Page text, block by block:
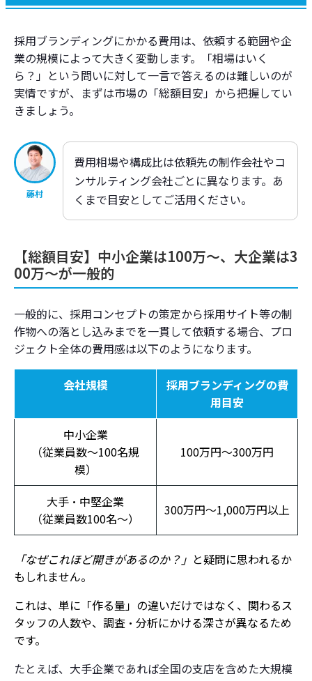
ト制作
予算500万円以上（プレミアム）：フルサポー
ト・動画・広告
なぜ見積もりは高くなる？費用高騰の「3つの
原因1：要件定義のあいまいさと「丸投げ」
原因2：調査対象・制作ボリュームの肥大化
原因3：従来の支援会社の「人件費・固定費」構
自社運用・他社代行の落とし穴
解約できない「契約期間」と追加費用のリスク
リスクゼロで始める新しい採用広報「リクルー
ティングPR-X」
業界異例の「全額返金保証」でリスクを極小化
初期費用・月額0円！「使った分だけ」の従量課
金制
書くだけじゃない。「採用のプロ」が成果にコ
ミット
採用ブランディングに関するよくある質問（FA
Q）
能ですか？
Q. 予算策定の際、何に一番お金をかけるべきです
Q. 地方の中小企業でも対応してもらえますか？
採用ブランディングにかかる費用は、依頼する範囲や企
業の規模によって大きく変動します。「相場はいく
ら？」という問いに対して一言で答えるのは難しいのが
実情ですが、まずは市場の「総額目安」から把握してい
きましょう。
藤村
費用相場や構成比は依頼先の制作会社やコ
ンサルティング会社ごとに異なります。 あ
くまで目安としてご活用ください。
【総額目安】中小企業は100万〜、大企業は3
00万〜が一般的
一般的に、採用コンセプトの策定から採用サイト等の制
作物への落とし込みまでを一貫して依頼する場合、プロ
ジェクト全体の費用感は以下のようになります。
会社規模
採用ブランディングの費
用目安
中小企業
（従業員数〜100名規
模）
100万円〜300万円
大手・中堅企業
（従業員数100名〜）
300万円〜1,000万円以上
「なぜこれほど開きがあるのか？」 と疑問に思われるか
もしれません。
これは、単に「作る量」の違いだけではなく、関わるス
タッフの人数や、調査・分析にかける深さが異なるため
です。
たとえば、大手企業であれば全国の支店を含めた大規模